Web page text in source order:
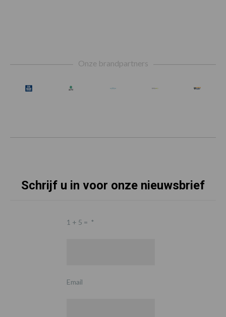
Onze brandpartners
Schrijf u in voor onze nieuwsbrief
1 + 5 = *
Email